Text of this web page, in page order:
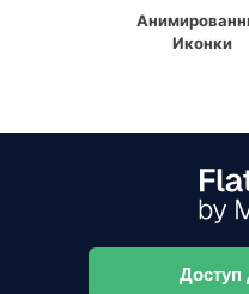
Иконки
Доступ